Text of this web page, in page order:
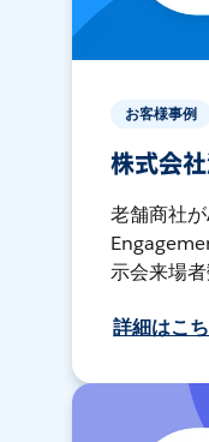
お客様事例
株式会
老舗商社
示会来場
詳細はこ